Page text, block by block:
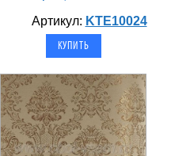
Артикул: KTE10024